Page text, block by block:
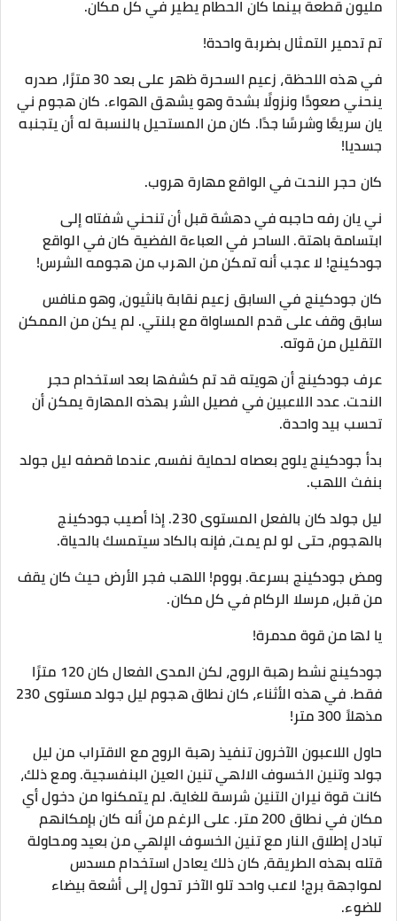
مليون قطعة بينما كان الحطام يطير في كل مكان.
تم تدمير التمثال بضربة واحدة!
في هذه اللحظة، زعيم السحرة ظهر على بعد 30 مترًا، صدره
ينحني صعودًا ونزولًا بشدة وهو يشهق الهواء. كان هجوم ني
يان سريعًا وشرسًا جدًا. كان من المستحيل بالنسبة له أن يتجنبه
جسديا!
كان حجر النحت في الواقع مهارة هروب.
ني يان رفه حاجبه في دهشة قبل أن تنحني شفتاه إلى
ابتسامة باهتة. الساحر في العباءة الفضية كان في الواقع
جودكينج! لا عجب أنه تمكن من الهرب من هجومه الشرس!
كان جودكينج في السابق زعيم نقابة بانثيون، وهو منافس
سابق وقف على قدم المساواة مع بلنتي. لم يكن من الممكن
التقليل من قوته.
عرف جودكينج أن هويته قد تم كشفها بعد استخدام حجر
النحت. عدد اللاعبين في فصيل الشر بهذه المهارة يمكن أن
تحسب بيد واحدة.
بدأ جودكينج يلوح بعصاه لحماية نفسه، عندما قصفه ليل جولد
بنفث اللهب.
ليل جولد كان بالفعل المستوى 230. إذا أصيب جودكينج
بالهجوم، حتى لو لم يمت، فإنه بالكاد سيتمسك بالحياة.
ومض جودكينج بسرعة. بووم! اللهب فجر الأرض حيث كان يقف
من قبل، مرسلا الركام في كل مكان.
يا لها من قوة مدمرة!
جودكينج نشط رهبة الروح، لكن المدى الفعال كان 120 مترًا
فقط. في هذه الأثناء، كان نطاق هجوم ليل جولد مستوى 230
مذهلاً 300 متر!
حاول اللاعبون الآخرون تنفيذ رهبة الروح مع الاقتراب من ليل
جولد وتنين الخسوف الالهي تنين العين البنفسجية. ومع ذلك،
كانت قوة نيران التنين شرسة للغاية. لم يتمكنوا من دخول أي
مكان في نطاق 200 متر. على الرغم من أنه كان بإمكانهم
تبادل إطلاق النار مع تنين الخسوف الإلهي من بعيد ومحاولة
قتله بهذه الطريقة، كان ذلك يعادل استخدام مسدس
لمواجهة برج! لاعب واحد تلو الآخر تحول إلى أشعة بيضاء
للضوء.